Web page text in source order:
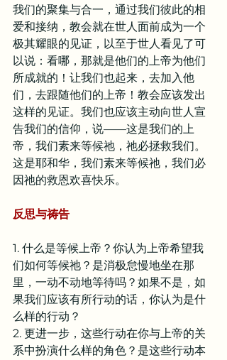
我们的聚集与合一，通过我们彼此的相
爱和接纳，教会就在世人面前成为一个
极其耀眼的见证，以至于世人看见了可
以说：看哪，那就是他们的上帝为他们
所成就的！让我们也起来，去加入他
们，去跟随他们的上帝！教会应该发出
这样的见证。我们也应该主动向世人宣
告我们的信仰，说——这是我们的上
帝，我们素来等候祂，祂必拯救我们。
这是耶和华，我们素来等候祂，我们必
因祂的救恩欢喜快乐。
反思与祷告
1. 什么是等候上帝？你认为上帝希望我
们如何等候祂？是消极怠慢地坐在那
里，一动不动地等待吗？如果不是，如
果我们应该有所行动的话，你认为是什
么样的行动？
2. 更进一步，这些行动在你与上帝的关
系中扮演什么样的角色？是这些行动本